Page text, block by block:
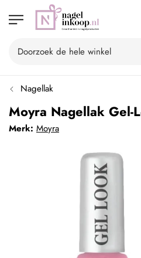
Nagellak
Moyra Nagellak
Merk: Moyra